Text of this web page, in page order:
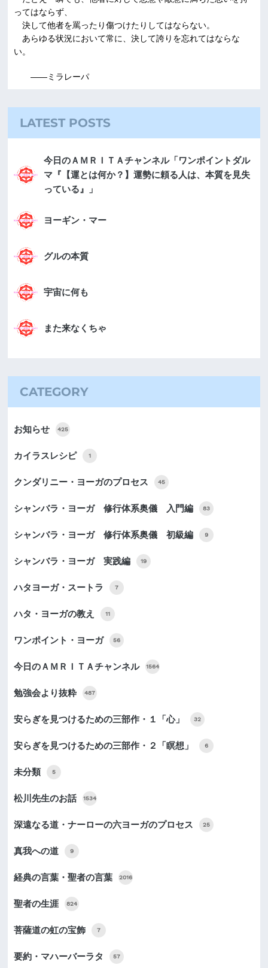
ってはならず、
決して他者を罵ったり傷つけたりしてはならない。
あらゆる状況において常に、決して誇りを忘れてはならな
い。
――ミラレーパ
LATEST POSTS
今日のＡＭＲＩＴＡチャンネル「ワンポイントダル
マ『【運とは何か？】運勢に頼る人は、本質を見失
っている』」
ヨーギン・マー
グルの本質
宇宙に何も
また来なくちゃ
CATEGORY
お知らせ 425
カイラスレシピ 1
クンダリニー・ヨーガのプロセス 45
シャンバラ・ヨーガ 修行体系奥儀 入門編 83
シャンバラ・ヨーガ 修行体系奥儀 初級編 9
シャンバラ・ヨーガ 実践編 19
ハタヨーガ・スートラ 7
ハタ・ヨーガの教え 11
ワンポイント・ヨーガ 56
今日のＡＭＲＩＴＡチャンネル 1564
勉強会より抜粋 487
安らぎを見つけるための三部作・１「心」 32
安らぎを見つけるための三部作・２「瞑想」 6
未分類 5
松川先生のお話 1534
深遠なる道・ナーローの六ヨーガのプロセス 25
真我への道 9
経典の言葉・聖者の言葉 2016
聖者の生涯 824
菩薩道の虹の宝飾 7
要約・マハーバーラタ 57